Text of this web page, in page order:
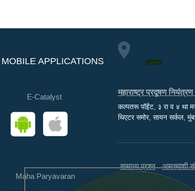
MOBILE APPLICATIONS
E-Catalyst
Maha Paryavaran
महाराष्ट्र प्रदूषण
कल्पतरू पॉईंट, ३ रा व ४ था
थिएटर समोर, सायन सर्कल,
सामान्य प्रश्न आमच्याशी